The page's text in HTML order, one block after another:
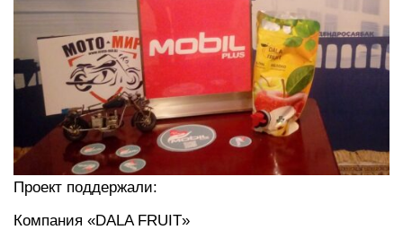
Проект поддержали:
Компания «DALA FRUIT»